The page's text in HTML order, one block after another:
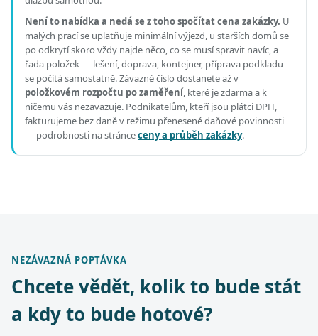
Není to nabídka a nedá se z toho spočítat cena zakázky. U
malých prací se uplatňuje minimální výjezd, u starších domů se
po odkrytí skoro vždy najde něco, co se musí spravit navíc, a
řada položek — lešení, doprava, kontejner, příprava podkladu —
se počítá samostatně. Závazné číslo dostanete až v
položkovém rozpočtu po zaměření, které je zdarma a k
ničemu vás nezavazuje. Podnikatelům, kteří jsou plátci DPH,
fakturujeme bez daně v režimu přenesené daňové povinnosti
— podrobnosti na stránceceny a průběh zakázky.
NEZÁVAZNÁ POPTÁVKA
Chcete vědět, kolik to bude stát
a kdy to bude hotové?